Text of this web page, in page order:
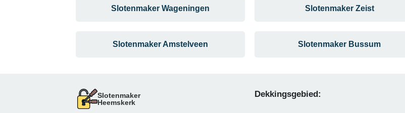
Slotenmaker Wageningen Slotenmaker Zeist
Slotenmaker Amstelveen Slotenmaker Bussum
Slotenmaker
Heemskerk
Dekkingsgebied: